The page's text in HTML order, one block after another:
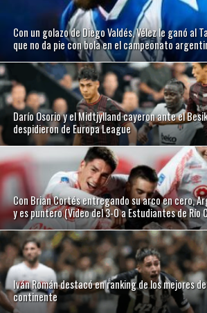
Con un golazo de Diego Valdés, Vélez le ganó al
que no da pie con bola en el campeonato
Darío Osorio y el Midtjylland cayeron ante el
despidieron de Europa League
Con Brian Cortés entregando su arco en cero,
y es puntero (Video del 3-0 a Estudiantes de Río
Iván Román destacó en ranking de los mejores
continente